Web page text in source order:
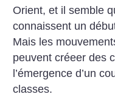
Orient, et il semble
connaissent un
Mais les
peuvent créeer des
l’émergence d’un
classes.